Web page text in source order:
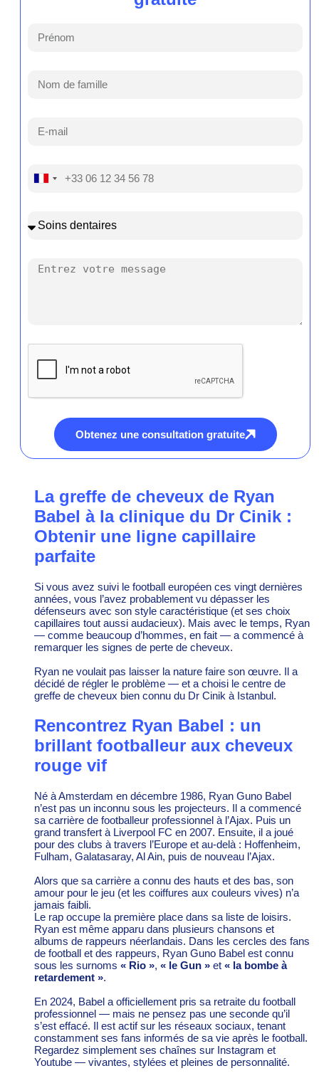
France
Obtenez une consultation gratuite
La greffe de cheveux de Ryan
Babel à la clinique du Dr Cinik :
Obtenir une ligne capillaire
parfaite
Si vous avez suivi le football européen ces vingt dernières
années, vous l’avez probablement vu dépasser les
défenseurs avec son style caractéristique (et ses choix
capillaires tout aussi audacieux). Mais avec le temps, Ryan
— comme beaucoup d’hommes, en fait — a commencé à
remarquer les signes de perte de cheveux.
Ryan ne voulait pas laisser la nature faire son œuvre. Il a
décidé de régler le problème — et a choisi le centre de
greffe de cheveux bien connu du Dr Cinik à Istanbul.
Rencontrez Ryan Babel : un
brillant footballeur aux cheveux
rouge vif
Né à Amsterdam en décembre 1986, Ryan Guno Babel
n’est pas un inconnu sous les projecteurs. Il a commencé
sa carrière de footballeur professionnel à l’Ajax. Puis un
grand transfert à Liverpool FC en 2007. Ensuite, il a joué
pour des clubs à travers l’Europe et au-delà : Hoffenheim,
Fulham, Galatasaray, Al Ain, puis de nouveau l’Ajax.
Alors que sa carrière a connu des hauts et des bas, son
amour pour le jeu (et les coiffures aux couleurs vives) n’a
jamais faibli.
Le rap occupe la première place dans sa liste de loisirs.
Ryan est même apparu dans plusieurs chansons et
albums de rappeurs néerlandais. Dans les cercles des fans
de football et des rappeurs, Ryan Guno Babel est connu
sous les surnoms « Rio », « le Gun » et « la bombe à
retardement ».
En 2024, Babel a officiellement pris sa retraite du football
professionnel — mais ne pensez pas une seconde qu’il
s’est effacé. Il est actif sur les réseaux sociaux, tenant
constamment ses fans informés de sa vie après le football.
Regardez simplement ses chaînes sur Instagram et
Youtube — vivantes, stylées et pleines de personnalité.